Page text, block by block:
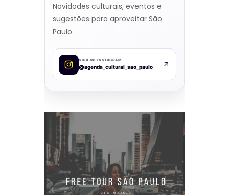
Novidades culturais, eventos e
sugestões para aproveitar São
Paulo.
SIGA NO INSTAGRAM
@agenda_cultural_sao_paulo